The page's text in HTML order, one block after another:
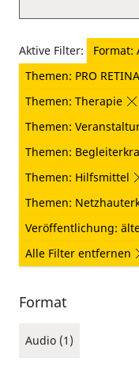
Aktive Filter:
Format:
Themen: PRO RETINA
Themen: Therapie
Themen:
Themen:
Themen: Hilfsmittel
Themen:
Veröffentlichung:
Alle Filter entfernen
Format
Audio (1)